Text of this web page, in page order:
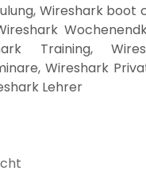
Wireshark boot
Training,
Wireshark
Lehrer